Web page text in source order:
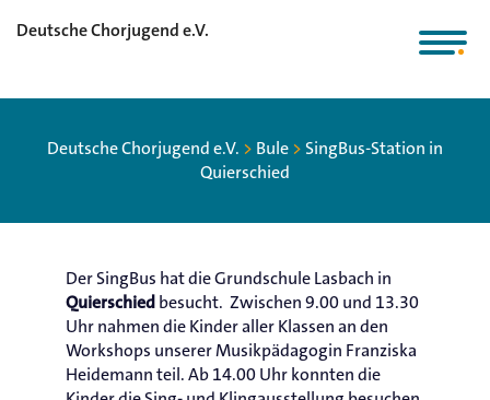
Deutsche Chorjugend e.V.
Deutsche Chorjugend e.V. > Bule > SingBus-Station in
Quierschied
Der SingBus hat die Grundschule Lasbach in
Quierschied besucht. Zwischen 9.00 und 13.30
Uhr nahmen die Kinder aller Klassen an den
Workshops unserer Musikpädagogin Franziska
Heidemann teil. Ab 14.00 Uhr konnten die